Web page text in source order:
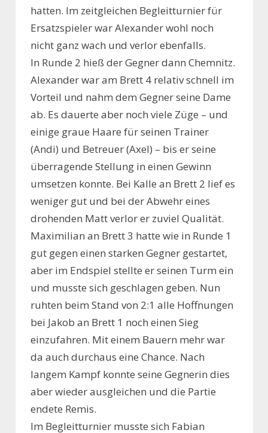
hatten. Im zeitgleichen Begleitturnier für
Ersatzspieler war Alexander wohl noch
nicht ganz wach und verlor ebenfalls.
In Runde 2 hieß der Gegner dann Chemnitz.
Alexander war am Brett 4 relativ schnell im
Vorteil und nahm dem Gegner seine Dame
ab. Es dauerte aber noch viele Züge – und
einige graue Haare für seinen Trainer
(Andi) und Betreuer (Axel) – bis er seine
überragende Stellung in einen Gewinn
umsetzen konnte. Bei Kalle an Brett 2 lief es
weniger gut und bei der Abwehr eines
drohenden Matt verlor er zuviel Qualität.
Maximilian an Brett 3 hatte wie in Runde 1
gut gegen einen starken Gegner gestartet,
aber im Endspiel stellte er seinen Turm ein
und musste sich geschlagen geben. Nun
ruhten beim Stand von 2:1 alle Hoffnungen
bei Jakob an Brett 1 noch einen Sieg
einzufahren. Mit einem Bauern mehr war
da auch durchaus eine Chance. Nach
langem Kampf konnte seine Gegnerin dies
aber wieder ausgleichen und die Partie
endete Remis.
Im Begleitturnier musste sich Fabian